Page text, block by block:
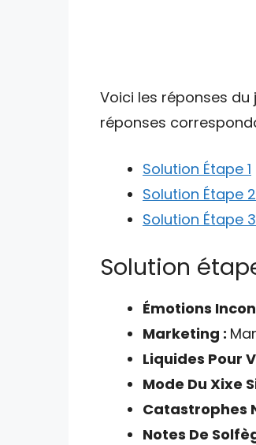
Voici les réponses
réponses
Solution Étape 1
Solution Étape 2
Solution Étape 3
Solution
Émotions
Marketing :
Liquides Pour
Mode Du Xixe
Catastrophes
Notes De